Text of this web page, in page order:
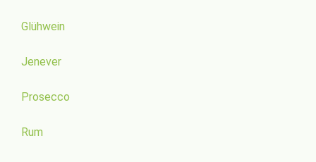
Glühwein
Jenever
Prosecco
Rum